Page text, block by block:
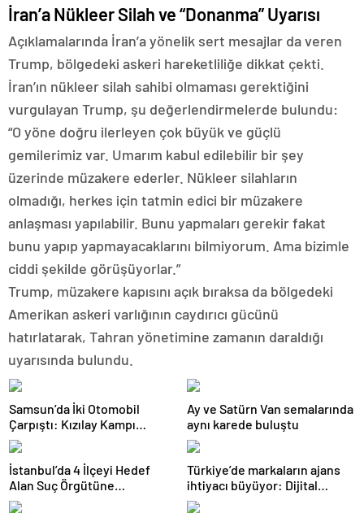
İran’a Nükleer Silah ve “Donanma” Uyarısı
Açıklamalarında İran’a yönelik sert mesajlar da veren
Trump, bölgedeki askeri hareketliliğe dikkat çekti.
İran’ın nükleer silah sahibi olmaması gerektiğini
vurgulayan Trump, şu değerlendirmelerde bulundu:
“O yöne doğru ilerleyen çok büyük ve güçlü
gemilerimiz var. Umarım kabul edilebilir bir şey
üzerinde müzakere ederler. Nükleer silahların
olmadığı, herkes için tatmin edici bir müzakere
anlaşması yapılabilir. Bunu yapmaları gerekir fakat
bunu yapıp yapmayacaklarını bilmiyorum. Ama bizimle
ciddi şekilde görüşüyorlar.”
Trump, müzakere kapısını açık bıraksa da bölgedeki
Amerikan askeri varlığının caydırıcı gücünü
hatırlatarak, Tahran yönetimine zamanın daraldığı
uyarısında bulundu.
Samsun’da İki Otomobil
Çarpıştı: Kızılay Kampı
Alanına Savrulan Araçtaki 1
Kişi Yaralandı
Ay ve Satürn Van semalarında
aynı karede buluştu
İstanbul’da 4 İlçeyi Hedef
Alan Suç Örgütüne
Operasyon: 7 Gözaltı
Türkiye’de markaların ajans
ihtiyacı büyüyor: Dijital
reklam yatırımları 158 milyar